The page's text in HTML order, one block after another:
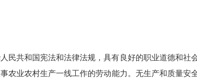
民共和国宪法和法律法规，具有良好的职业道德和社
农业农村生产一线工作的劳动能力。无生产和质量安